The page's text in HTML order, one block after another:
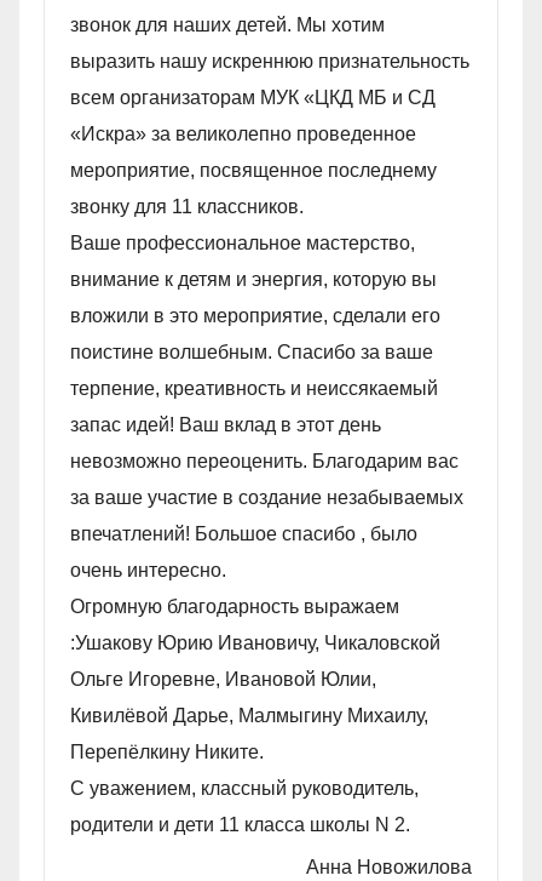
звонок для наших детей. Мы хотим
выразить нашу искреннюю признательность
всем организаторам МУК «ЦКД МБ и СД
«Искра» за великолепно проведенное
мероприятие, посвященное последнему
звонку для 11 классников.
Ваше профессиональное мастерство,
внимание к детям и энергия, которую вы
вложили в это мероприятие, сделали его
поистине волшебным. Спасибо за ваше
терпение, креативность и неиссякаемый
запас идей! Ваш вклад в этот день
невозможно переоценить. Благодарим вас
за ваше участие в создание незабываемых
впечатлений! Большое спасибо , было
очень интересно.
Огромную благодарность выражаем
:Ушакову Юрию Ивановичу, Чикаловской
Ольге Игоревне, Ивановой Юлии,
Кивилëвой Дарье, Малмыгину Михаилу,
Перепëлкину Никите.
С уважением, классный руководитель,
родители и дети 11 класса школы N 2.
Анна Новожилова